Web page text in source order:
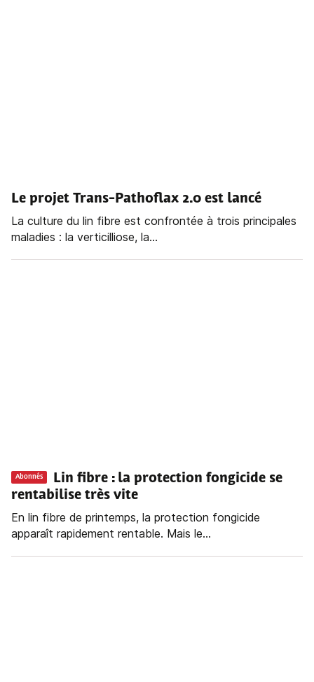
Le projet Trans-Pathoflax 2.0 est lancé
La culture du lin fibre est confrontée à trois principales
maladies : la verticilliose, la...
Abonnés
Lin fibre : la protection fongicide se
rentabilise très vite
En lin fibre de printemps, la protection fongicide
apparaît rapidement rentable. Mais le...